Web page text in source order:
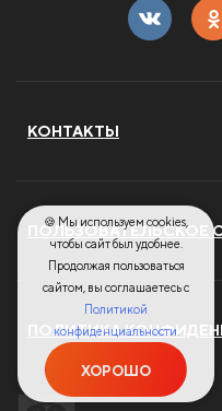
КОНТАКТЫ
ПОЛЬЗОВАТЕЛЬСКОЕ
ПОЛИТИКА
🍪 Мы используем cookies,
чтобы сайт был удобнее.
Продолжая пользоваться
сайтом, вы соглашаетесь с
Политикой
конфиденциальности.
ХОРОШО